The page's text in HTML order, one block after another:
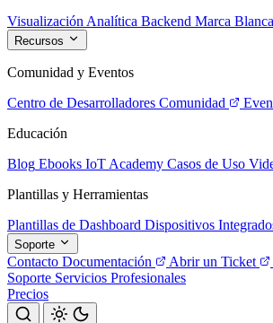
Visualización Analítica Backend Marca Blanca
Recursos
Comunidad y Eventos
Centro de Desarrolladores Comunidad
Educación
Blog Ebooks IoT Academy Casos de Uso
Plantillas y Herramientas
Plantillas de Dashboard Dispositivos
Soporte
Contacto Documentación Abrir un Ticket
Soporte Servicios Profesionales
Precios